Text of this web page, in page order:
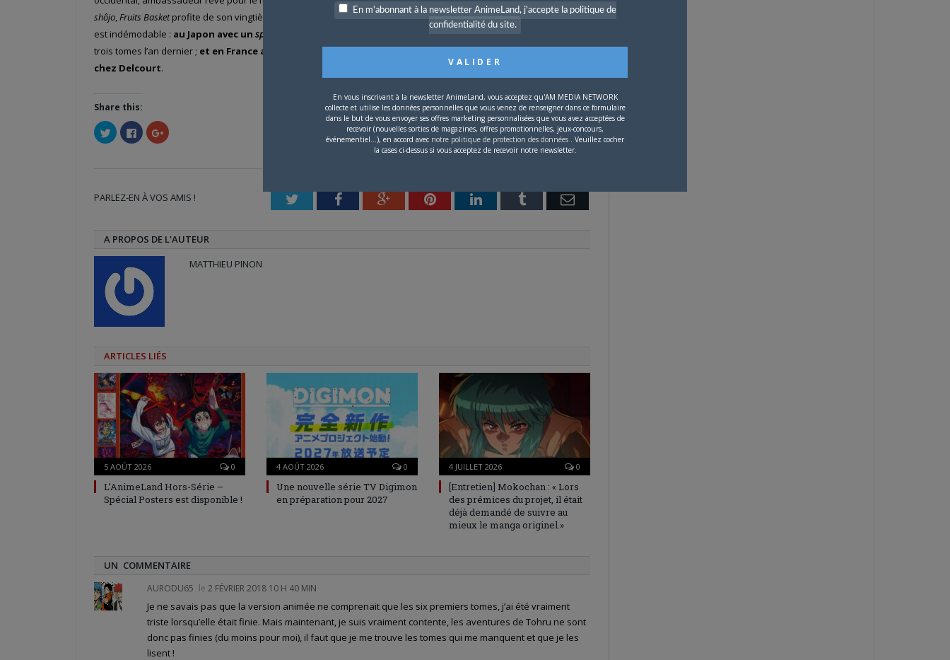
shôjo,Fruits Basketprofite de son vingtième anniversaire pour rappeler qu’il
est indémodable : au Japon avec un spin-off
trois tomes l’an dernier ; et en France avec sa réédition deluxe en VF
chez Delcourt.
Share this:
Cliquez
pour
partager
fenêtre)
Cliquez
pour
partager
fenêtre)
Cliquez
pour
nouvelle
PARLEZ-EN À VOS AMIS ! TwitterFacebookGoogle+PinterestLinkedInTumblr Email
A PROPOS DE L'AUTEUR
MATTHIEU PINON
ARTICLES LIÉS
5 AOÛT 2026 0
L’AnimeLand Hors-Série –
Spécial Posters est disponible !
4 AOÛT 2026 0
Une nouvelle série TV Digimon
en préparation pour 2027
4 JUILLET 2026 0
[Entretien] Mokochan : « Lors
des prémices du projet, il était
déjà demandé de suivre au
mieux le manga originel.»
UN COMMENTAIRE
AURODU65 le 2 FÉVRIER 2018 10 H 40 MIN
Je ne savais pas que la version animée ne comprenait que les six premiers tomes, j’ai été vraiment
triste lorsqu’elle était finie. Mais maintenant, je suis vraiment contente, les aventures de Tohru ne sont
donc pas finies (du moins pour moi), il faut que je me trouve les tomes qui me manquent et que je les
lisent !
En m'abonnant à la newsletter AnimeLand, j'accepte la politique de
confidentialité du site.
En vous inscrivant à la newsletter AnimeLand, vous acceptez qu'AM MEDIA NETWORK
collecte et utilise les données personnelles que vous venez de renseigner dans ce formulaire
dans le but de vous envoyer ses offres marketing personnalisées que vous avez acceptées de
recevoir (nouvelles sorties de magazines, offres promotionnelles, jeux-concours,
événementiel...), en accord avec notre politique de protection des données . Veuillez cocher
la cases ci-dessus si vous acceptez de recevoir notre newsletter.